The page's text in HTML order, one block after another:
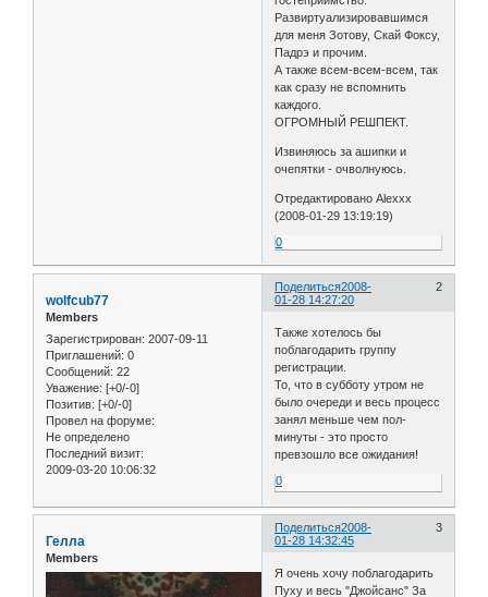
Развиртуализировавшимся
для меня Зотову, Скай Фоксу,
Падрэ и прочим.
А также всем-всем-всем, так
как сразу не вспомнить
каждого.
ОГРОМНЫЙ РЕШПЕКТ.
Извиняюсь за ашипки и
очепятки - очволнуюсь.
Отредактировано Alexxx
(2008-01-29 13:19:19)
0
Поделиться 2
2008-
01-28 14:27:20
wolfcub77
Members
Зарегистрирован: 2007-09-11
Приглашений: 0
Сообщений: 22
Уважение: [+0/-0]
Позитив: [+0/-0]
Провел на форуме:
Не определено
Последний визит:
2009-03-20 10:06:32
Также хотелось бы
поблагодарить группу
регистрации.
То, что в субботу утром не
было очереди и весь процесс
занял меньше чем пол-
минуты - это просто
превзошло все ожидания!
0
Поделиться 3
2008-
01-28 14:32:45
Гелла
Members
Я очень хочу поблагодарить
Пуху и весь "Джойсанс" За